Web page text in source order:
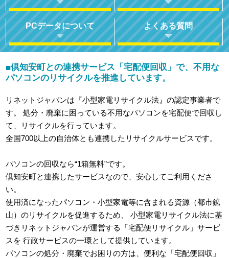
PCデータについて よくある質問
■倶知安町との連携サービス「宅配便回収」で、不用な
パソコンのリサイクルを推進しています。
リネットジャパンは『小型家電リサイクル法』の認定事業者で
す。
処分・廃棄に困っている不用なパソコンを宅配便で回収し
て、リサイクルを行っています。
全国700以上の自治体とも連携したリサイクルサービスです。
パソコンの回収なら“1箱無料”です。
倶知安町と連携したサービスなので、安心してご利用くださ
い。
使用済になったパソコン・小型家電等に含まれる資源（都市鉱
山）のリサイクルを促進するため、
小型家電リサイクル法に基
づきリネットジャパンが運営する「宅配便リサイクル」サービ
スを 行政サービスの一環として提供しています。
パソコンの処分・廃棄でお困りの方は、便利な「宅配便回収」